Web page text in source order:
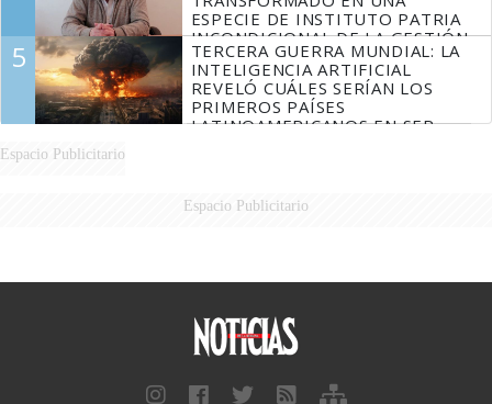
ESPECIE DE INSTITUTO PATRIA
INCONDICIONAL DE LA GESTIÓN
DE MILEI"
5
TERCERA GUERRA MUNDIAL: LA
INTELIGENCIA ARTIFICIAL
REVELÓ CUÁLES SERÍAN LOS
PRIMEROS PAÍSES
LATINOAMERICANOS EN SER
Espacio Publicitario
Espacio Publicitario